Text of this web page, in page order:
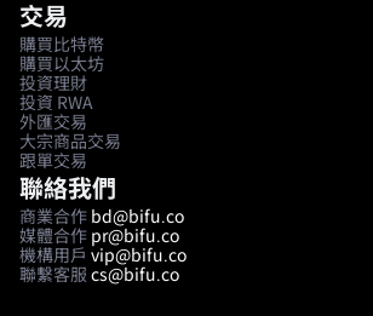
交易
購買比特幣
購買以太坊
投資理財
投資 RWA
外匯交易
大宗商品交易
跟單交易
聯絡我們
商業合作 bd@bifu.co
媒體合作 pr@bifu.co
機構用戶 vip@bifu.co
聯繫客服 cs@bifu.co